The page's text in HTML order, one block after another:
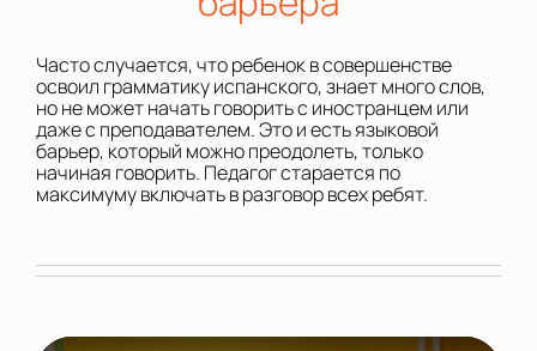
Часто случается, что ребенок в совершенстве
освоил грамматику испанского, знает много слов,
но не может начать говорить с иностранцем или
даже с преподавателем. Это и есть языковой
барьер, который можно преодолеть, только
начиная говорить. Педагог старается по
максимуму включать в разговор всех ребят.